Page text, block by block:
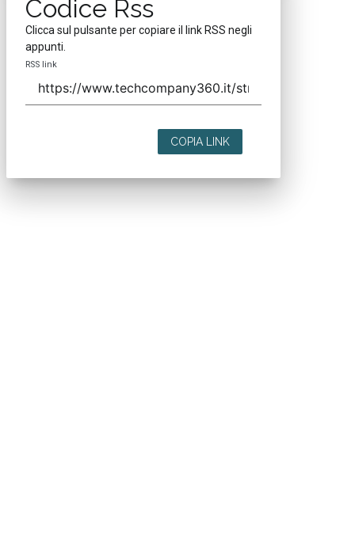
Codice Rss
Clicca sul pulsante per copiare il link RSS negli
appunti.
RSS link
COPIA LINK